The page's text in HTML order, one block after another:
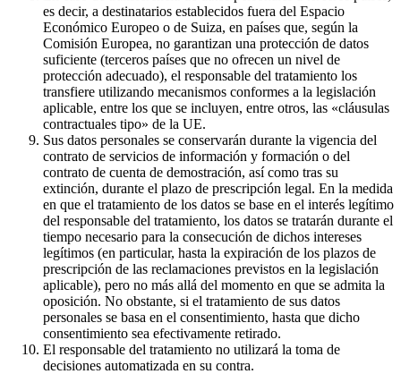
es decir, a destinatarios establecidos fuera del Espacio
Económico Europeo o de Suiza, en países que, según la
Comisión Europea, no garantizan una protección de datos
suficiente (terceros países que no ofrecen un nivel de
protección adecuado), el responsable del tratamiento los
transfiere utilizando mecanismos conformes a la legislación
aplicable, entre los que se incluyen, entre otros, las «cláusulas
contractuales tipo» de la UE.
Sus datos personales se conservarán durante la vigencia del
contrato de servicios de información y formación o del
contrato de cuenta de demostración, así como tras su
extinción, durante el plazo de prescripción legal. En la medida
en que el tratamiento de los datos se base en el interés legítimo
del responsable del tratamiento, los datos se tratarán durante el
tiempo necesario para la consecución de dichos intereses
legítimos (en particular, hasta la expiración de los plazos de
prescripción de las reclamaciones previstos en la legislación
aplicable), pero no más allá del momento en que se admita la
oposición. No obstante, si el tratamiento de sus datos
personales se basa en el consentimiento, hasta que dicho
consentimiento sea efectivamente retirado.
El responsable del tratamiento no utilizará la toma de
decisiones automatizada en su contra.